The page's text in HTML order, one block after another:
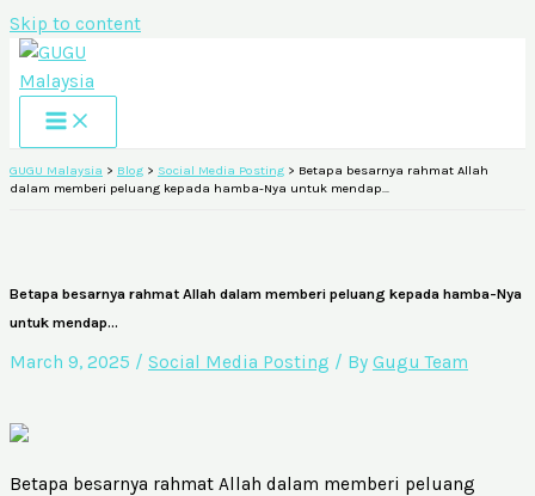
Skip to content
GUGU Malaysia > Blog > Social Media Posting > Betapa besarnya rahmat Allah
dalam memberi peluang kepada hamba-Nya untuk mendap…
Betapa besarnya rahmat Allah dalam memberi peluang kepada hamba-Nya
untuk mendap…
March 9, 2025 / Social Media Posting / By Gugu Team
Betapa besarnya rahmat Allah dalam memberi peluang